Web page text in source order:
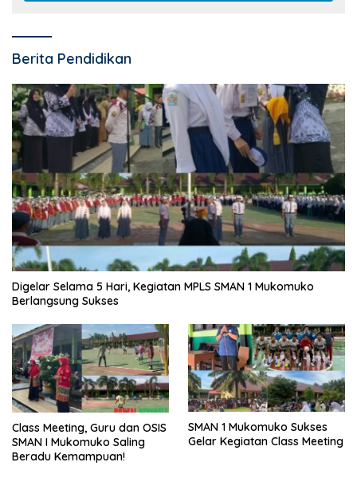
Berita Pendidikan
Digelar Selama 5 Hari, Kegiatan MPLS SMAN 1 Mukomuko
Berlangsung Sukses
Class Meeting, Guru dan OSIS
SMAN I Mukomuko Saling
Beradu Kemampuan!
SMAN 1 Mukomuko Sukses
Gelar Kegiatan Class Meeting